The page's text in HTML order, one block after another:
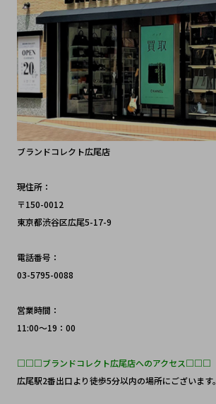
ブランドコレクト広尾店
現住所：
〒150-0012
東京都渋谷区広尾5-17-9
電話番号：
03-5795-0088
営業時間：
11:00～19：00
□□□ブランドコレクト広尾店へのアクセス□□□
広尾駅2番出口より徒歩5分以内の場所にございます。